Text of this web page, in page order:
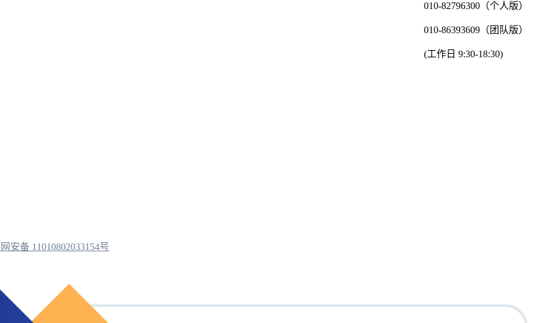
010-82796300（个人版）
010-86393609（团队版）
(工作日 9:30-18:30)
安备 11010802033154号